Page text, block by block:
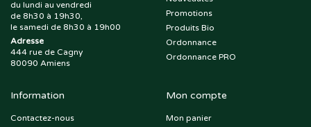
du lundi au vendredi
de 8h30 à 19h30,
le samedi de 8h30 à 19h00
Adresse
444 rue de Cagny
80090 Amiens
Promotions
Produits Bio
Ordonnance
Ordonnance PRO
Information
Contactez-nous
Mon compte
Mon panier